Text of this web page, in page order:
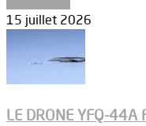
15 juillet 2026
LE DRONE YFQ-44A